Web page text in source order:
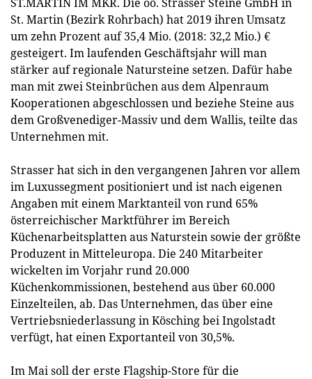
St. Martin (Bezirk Rohrbach) hat 2019 ihren Umsatz
um zehn Prozent auf 35,4 Mio. (2018: 32,2 Mio.) €
gesteigert. Im laufenden Geschäftsjahr will man
stärker auf regionale Natursteine setzen. Dafür habe
man mit zwei Steinbrüchen aus dem Alpenraum
Kooperationen abgeschlossen und beziehe Steine aus
dem Großvenediger-Massiv und dem Wallis, teilte das
Unternehmen mit.
Strasser hat sich in den vergangenen Jahren vor allem
im Luxussegment positioniert und ist nach eigenen
Angaben mit einem Marktanteil von rund 65%
österreichischer Marktführer im Bereich
Küchenarbeitsplatten aus Naturstein sowie der größte
Produzent in Mitteleuropa. Die 240 Mitarbeiter
wickelten im Vorjahr rund 20.000
Küchenkommissionen, bestehend aus über 60.000
Einzelteilen, ab. Das Unternehmen, das über eine
Vertriebsniederlassung in Kösching bei Ingolstadt
verfügt, hat einen Exportanteil von 30,5%.
Im Mai soll der erste Flagship-Store für die